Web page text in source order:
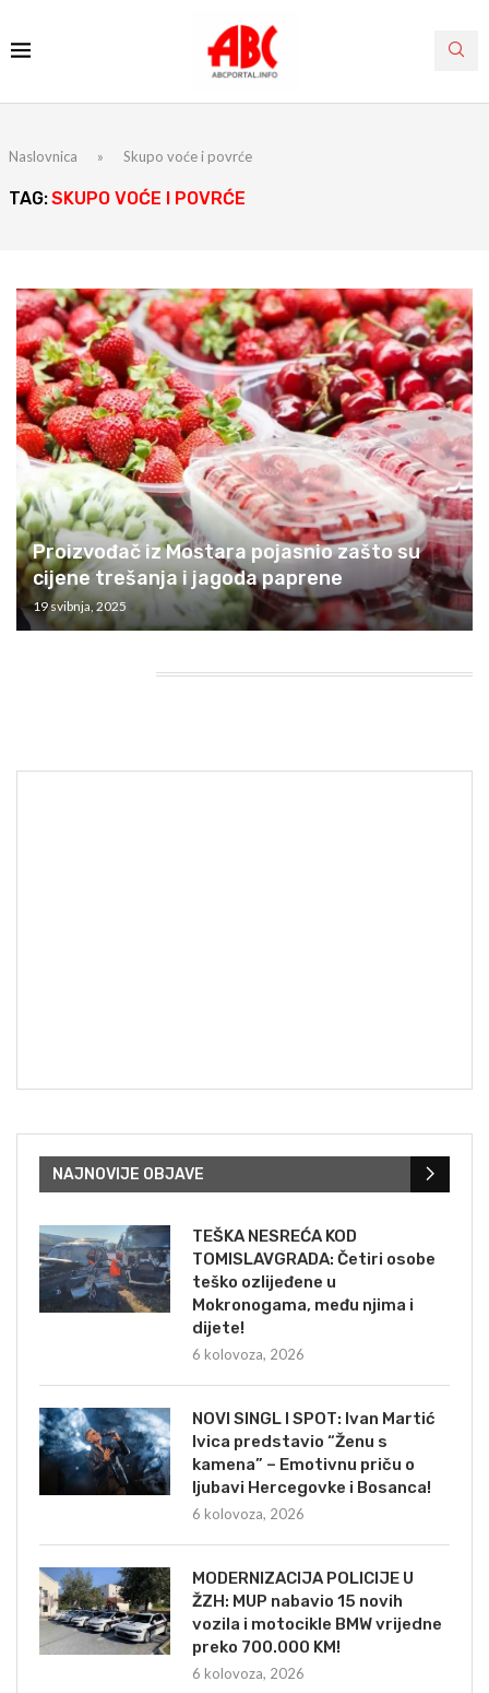
Naslovnica » Skupo voće i povrće
TAG:SKUPO VOĆE I POVRĆE
Proizvođač iz Mostara pojasnio zašto su
cijene trešanja i jagoda paprene
19 svibnja, 2025
NAJNOVIJE OBJAVE
TEŠKA NESREĆA KOD
TOMISLAVGRADA: Četiri osobe
teško ozlijeđene u
Mokronogama, među njima i
dijete!
6 kolovoza, 2026
NOVI SINGL I SPOT: Ivan Martić
Ivica predstavio “Ženu s
kamena” – Emotivnu priču o
ljubavi Hercegovke i Bosanca!
6 kolovoza, 2026
MODERNIZACIJA POLICIJE U
ŽZH: MUP nabavio 15 novih
vozila i motocikle BMW vrijedne
preko 700.000 KM!
6 kolovoza, 2026